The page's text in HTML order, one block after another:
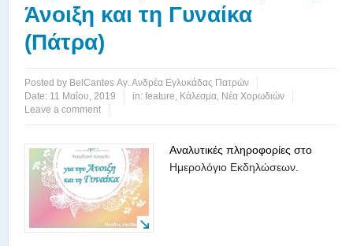
Άνοιξη και τη Γυναίκα
(Πάτρα)
Posted by BelCantes Αγ. Ανδρέα Εγλυκάδας Πατρών
Date: 11 Μαΐου, 2019 in: feature Κάλεσμα Νέα Χορωδιών
Leave a comment
Αναλυτικές πληροφορίες στο
Ημερολόγιο Εκδηλώσεων